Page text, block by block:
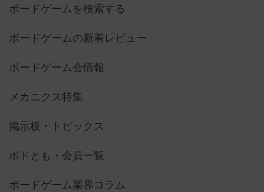
ボードゲームを検索する
ボードゲームの新着レビュー
ボードゲーム会情報
メカニクス特集
掲示板・トピックス
ボドとも・会員一覧
ボードゲーム業界コラム